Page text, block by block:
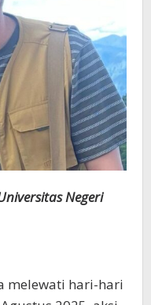
Negeri
melewati hari-hari